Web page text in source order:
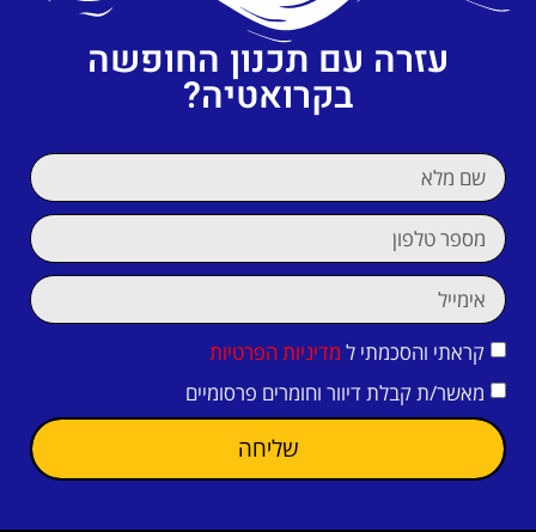
עזרה עם תכנון החופשה
בקרואטיה?
קראתי והסכמתי ל מדיניות הפרטיות
מאשר/ת קבלת דיוור וחומרים פרסומיים
שליחה